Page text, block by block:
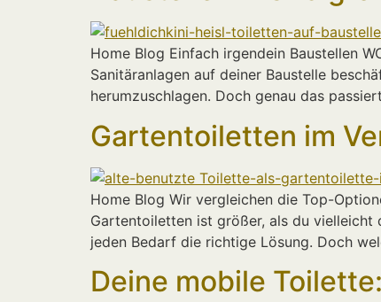
Home Blog Einfach irgendein Baustellen
Sanitäranlagen auf deiner Baustelle
herumzuschlagen. Doch genau das
Gartentoiletten im
Home Blog Wir vergleichen die Top-
Gartentoiletten ist größer, als du vielleicht
jeden Bedarf die richtige Lösung. Doch
Deine mobile